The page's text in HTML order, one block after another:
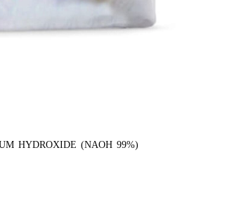
HYDROXIDE (NAOH 99%)